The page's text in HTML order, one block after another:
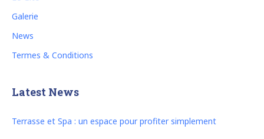
Galerie
News
Termes & Conditions
Latest News
Terrasse et Spa : un espace pour profiter simplement